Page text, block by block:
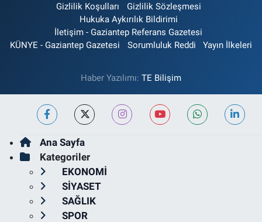
Gizlilik Koşulları
Gizlilik Sözleşmesi
Hukuka Aykırılık Bildirimi
İletişim - Gaziantep Referans Gazetesi
KÜNYE - Gaziantep Gazetesi
Sorumluluk Reddi Yayın İlkeleri
Haber Yazılımı: TE Bilişim
Ana Sayfa
Kategoriler
EKONOMİ
SİYASET
SAĞLIK
SPOR